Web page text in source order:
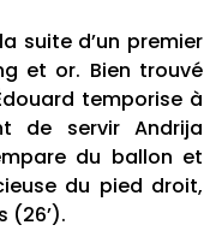
suite d’un premier
et or. Bien trouvé
temporise à
de servir Andrija
du ballon et
du pied droit,
(26’).